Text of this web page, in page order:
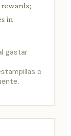
in
gastar
o